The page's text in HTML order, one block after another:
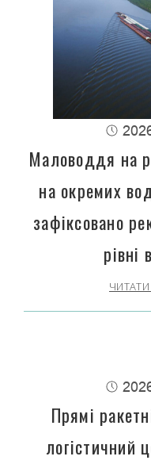
Маловоддя на
на окремих
зафіксовано
рівні
ЧИТАТИ
Прямі
логістичний